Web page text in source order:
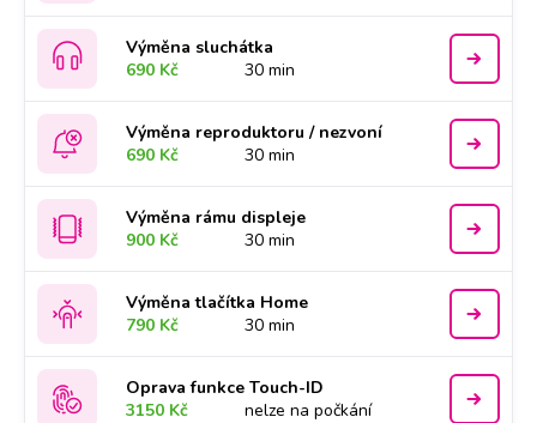
Výměna sluchátka
690 Kč
30 min
Výměna reproduktoru / nezvoní
690 Kč
30 min
Výměna rámu displeje
900 Kč
30 min
Výměna tlačítka Home
790 Kč
30 min
Oprava funkce Touch-ID
3150 Kč
nelze na počkání